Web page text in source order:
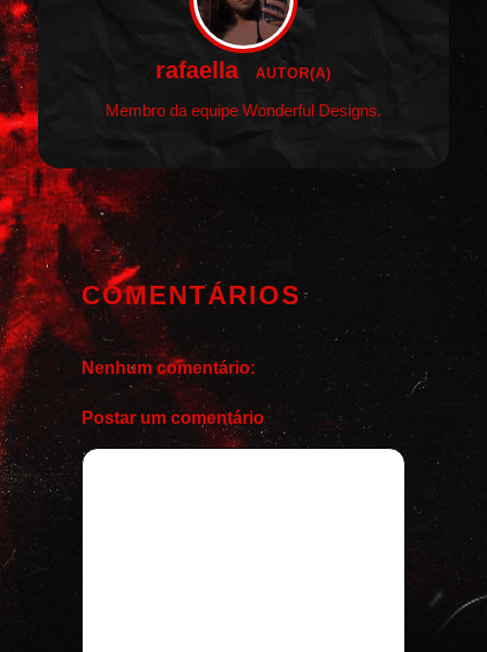
rafaella AUTOR(A)
Membro da equipe Wonderful Designs.
COMENTÁRIOS
Nenhum comentário:
Postar um comentário